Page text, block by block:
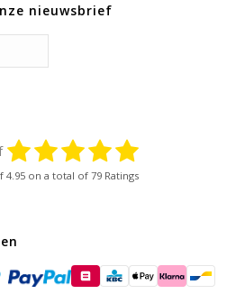
nieuwsbrief
4.95 on a total of 79 Ratings